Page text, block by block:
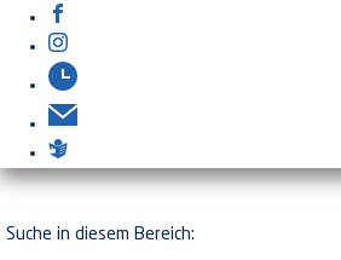
Suche in diesem Bereich: